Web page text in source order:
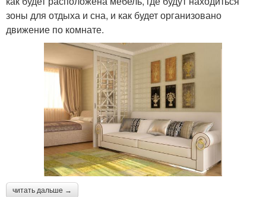
зоны для отдыха и сна, и как будет организовано
движение по комнате.
читать дальше →